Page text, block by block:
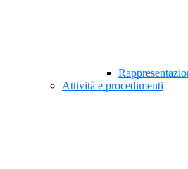
Attività e procedimenti